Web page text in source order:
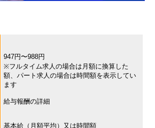
947円〜988円
※フルタイム求人の場合は月額に換算した
額、パート求人の場合は時間額を表示してい
ます
給与報酬の詳細
基本給（月額平均）又は時間額